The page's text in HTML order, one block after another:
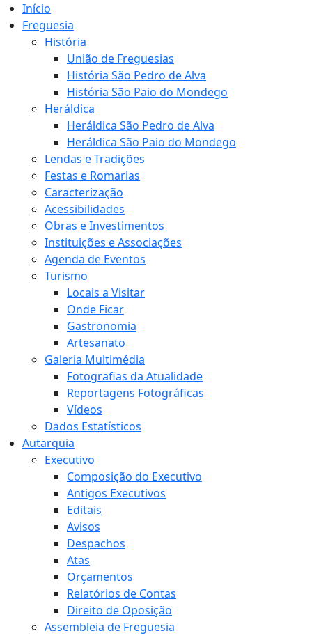
Início
Freguesia
História
União de Freguesias
História São Pedro de Alva
História São Paio do Mondego
Heráldica
Heráldica São Pedro de Alva
Heráldica São Paio do Mondego
Lendas e Tradições
Festas e Romarias
Caracterização
Acessibilidades
Obras e Investimentos
Instituições e Associações
Agenda de Eventos
Turismo
Locais a Visitar
Onde Ficar
Gastronomia
Artesanato
Galeria Multimédia
Fotografias da Atualidade
Reportagens Fotográficas
Vídeos
Dados Estatísticos
Autarquia
Executivo
Composição do Executivo
Antigos Executivos
Editais
Avisos
Despachos
Atas
Orçamentos
Relatórios de Contas
Direito de Oposição
Assembleia de Freguesia